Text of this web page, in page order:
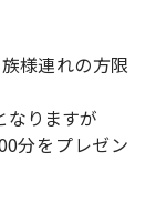
様連れの方限
なりますが
分をプレゼン